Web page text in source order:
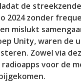
de
2024 zonder
mislukt
Unity, waren de
Zowel via
voor de